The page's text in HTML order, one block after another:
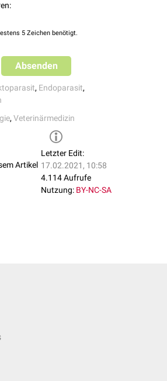
5 Zeichen benötigt.
Absenden
, Endoparasit,
, Veterinärmedizin
Artikel
Letzter Edit:
17.02.2021, 10:58
4.114 Aufrufe
Nutzung: BY-NC-SA